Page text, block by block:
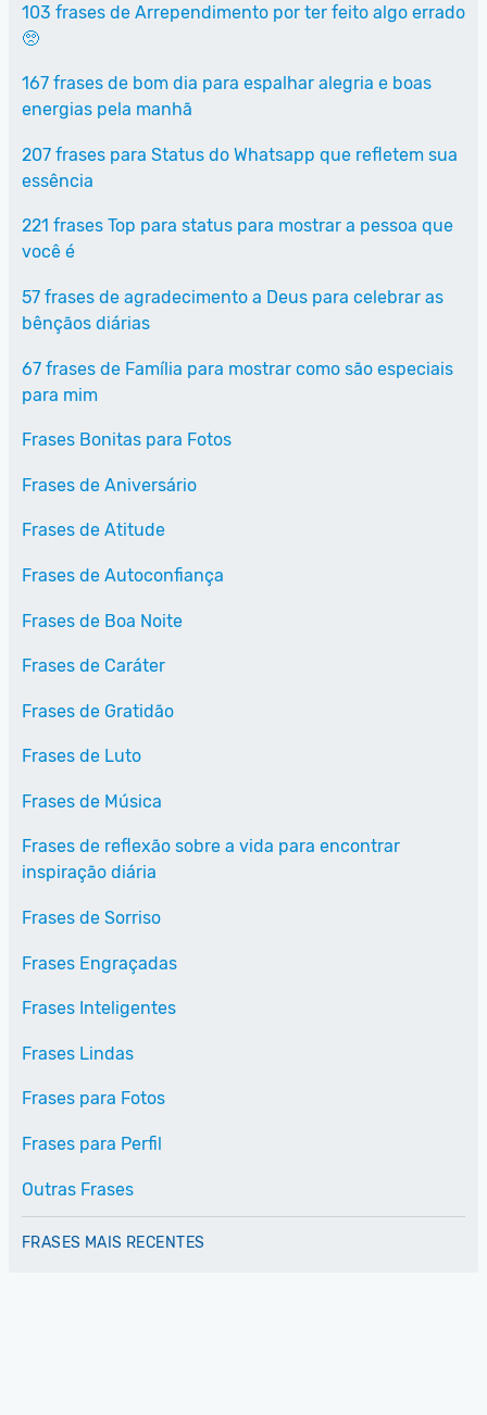
103 frases de Arrependimento por ter feito algo errado
🥺
167 frases de bom dia para espalhar alegria e boas
energias pela manhã
207 frases para Status do Whatsapp que refletem sua
essência
221 frases Top para status para mostrar a pessoa que
você é
57 frases de agradecimento a Deus para celebrar as
bênçãos diárias
67 frases de Família para mostrar como são especiais
para mim
Frases Bonitas para Fotos
Frases de Aniversário
Frases de Atitude
Frases de Autoconfiança
Frases de Boa Noite
Frases de Caráter
Frases de Gratidão
Frases de Luto
Frases de Música
Frases de reflexão sobre a vida para encontrar
inspiração diária
Frases de Sorriso
Frases Engraçadas
Frases Inteligentes
Frases Lindas
Frases para Fotos
Frases para Perfil
Outras Frases
FRASES MAIS RECENTES